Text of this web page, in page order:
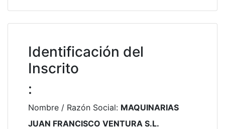
Identificación del
Inscrito
:
Nombre / Razón Social: MAQUINARIAS
JUAN FRANCISCO VENTURA S.L.